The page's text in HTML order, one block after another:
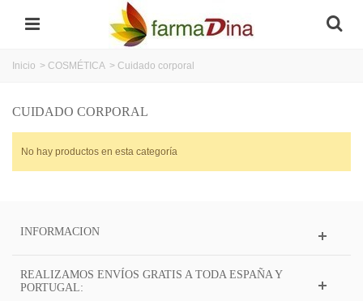
Inicio > COSMÉTICA > Cuidado corporal
CUIDADO CORPORAL
No hay productos en esta categoría
INFORMACION
REALIZAMOS ENVÍOS GRATIS A TODA ESPAÑA Y
PORTUGAL: